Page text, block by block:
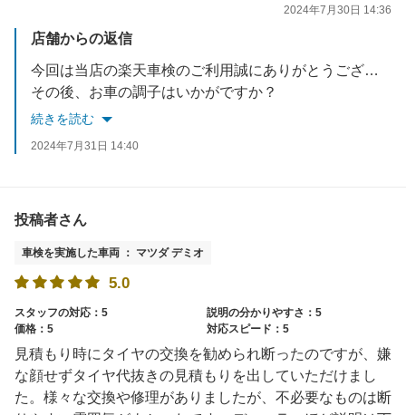
2024年7月30日 14:36
店舗からの返信
今回は当店の楽天車検のご利用誠にありがとうございました。
その後、お車の調子はいかがですか？
何か気になる点等ございましたらお気軽にご相談ください。
続きを読む
2024年7月31日 14:40
投稿者さん
車検を実施した車両 ： マツダ デミオ
5.0
スタッフの対応：5
説明の分かりやすさ：5
価格：5
対応スピード：5
見積もり時にタイヤの交換を勧められ断ったのですが、嫌
な顔せずタイヤ代抜きの見積もりを出していただけまし
た。様々な交換や修理がありましたが、不必要なものは断